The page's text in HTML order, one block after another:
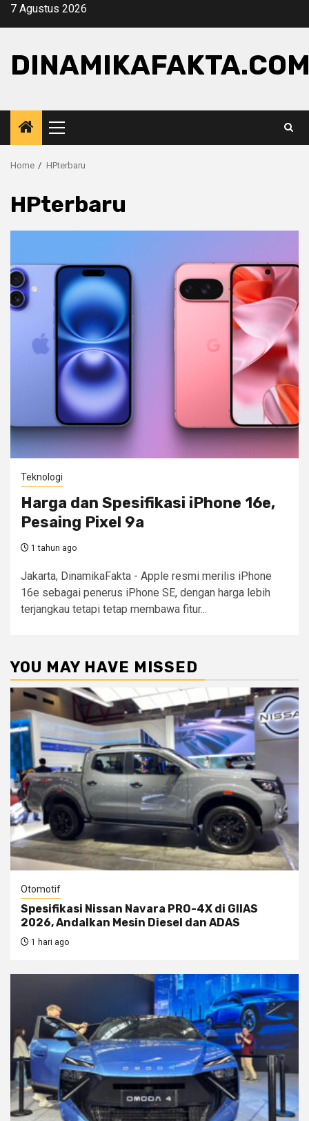
Skip7 Agustus 2026
Primary
Menu
Home HPterbaru
HPterbaru
Teknologi
Harga dan Spesifikasi iPhone 16e,
Pesaing Pixel 9a
1 tahun ago
Jakarta, DinamikaFakta - Apple resmi merilis iPhone
16e sebagai penerus iPhone SE, dengan harga lebih
terjangkau tetapi tetap membawa fitur...
YOU MAY HAVE MISSED
Otomotif
Spesifikasi Nissan Navara PRO-4X di GIIAS
2026, Andalkan Mesin Diesel dan ADAS
1 hari ago